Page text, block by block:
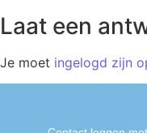
Laat een
Je moet ingelogd zijn